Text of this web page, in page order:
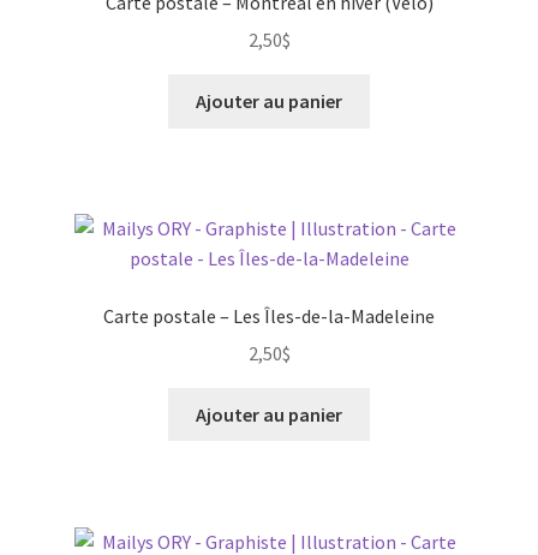
2,50$
Ajouter au panier
Carte postale – Les Îles-de-la-Madeleine
2,50$
Ajouter au panier